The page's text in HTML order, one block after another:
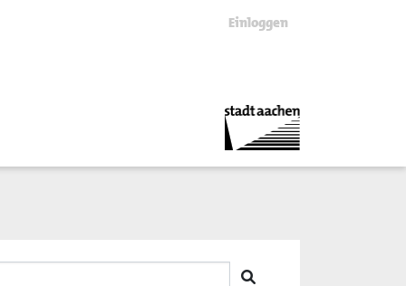
Einloggen